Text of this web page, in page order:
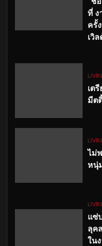
ที่ ง
ครั้
เวิล
เต
มีต
ไม่
หนุ่
แซ่
ลุค
ใน